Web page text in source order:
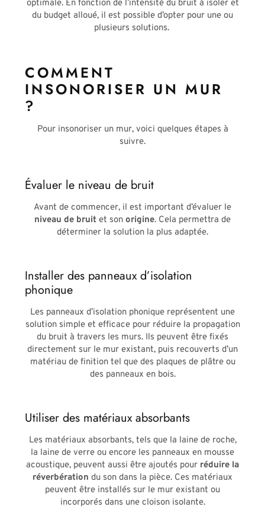
optimale. En fonction de l’intensité du bruit à isoler et
du budget alloué, il est possible d’opter pour une ou
plusieurs solutions.
COMMENT
INSONORISER UN MUR
?
Pour insonoriser un mur, voici quelques étapes à
suivre.
Évaluer le niveau de bruit
Avant de commencer, il est important d’évaluer le
niveau de bruit et son origine. Cela permettra de
déterminer la solution la plus adaptée.
Installer des panneaux d’isolation
phonique
Les panneaux d’isolation phonique représentent une
solution simple et efficace pour réduire la propagation
du bruit à travers les murs. Ils peuvent être fixés
directement sur le mur existant, puis recouverts d’un
matériau de finition tel que des plaques de plâtre ou
des panneaux en bois.
Utiliser des matériaux absorbants
Les matériaux absorbants, tels que la laine de roche,
la laine de verre ou encore les panneaux en mousse
acoustique, peuvent aussi être ajoutés pour réduire la
réverbération du son dans la pièce. Ces matériaux
peuvent être installés sur le mur existant ou
incorporés dans une cloison isolante.